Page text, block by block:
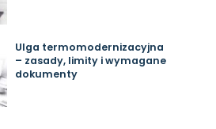
Ulga termomodernizacyjna
– zasady, limity i wymagane
dokumenty